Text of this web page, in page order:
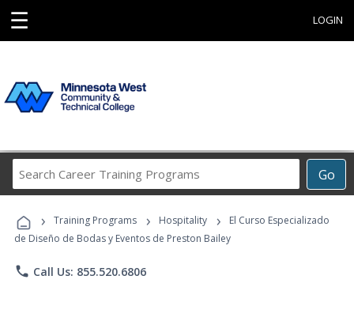
☰ LOGIN
Go
Career
Programs
› Training Programs › Hospitality ›
El Curso Especializado
de Diseño de Bodas y Eventos de Preston Bailey
phone Call Us: 855.520.6806